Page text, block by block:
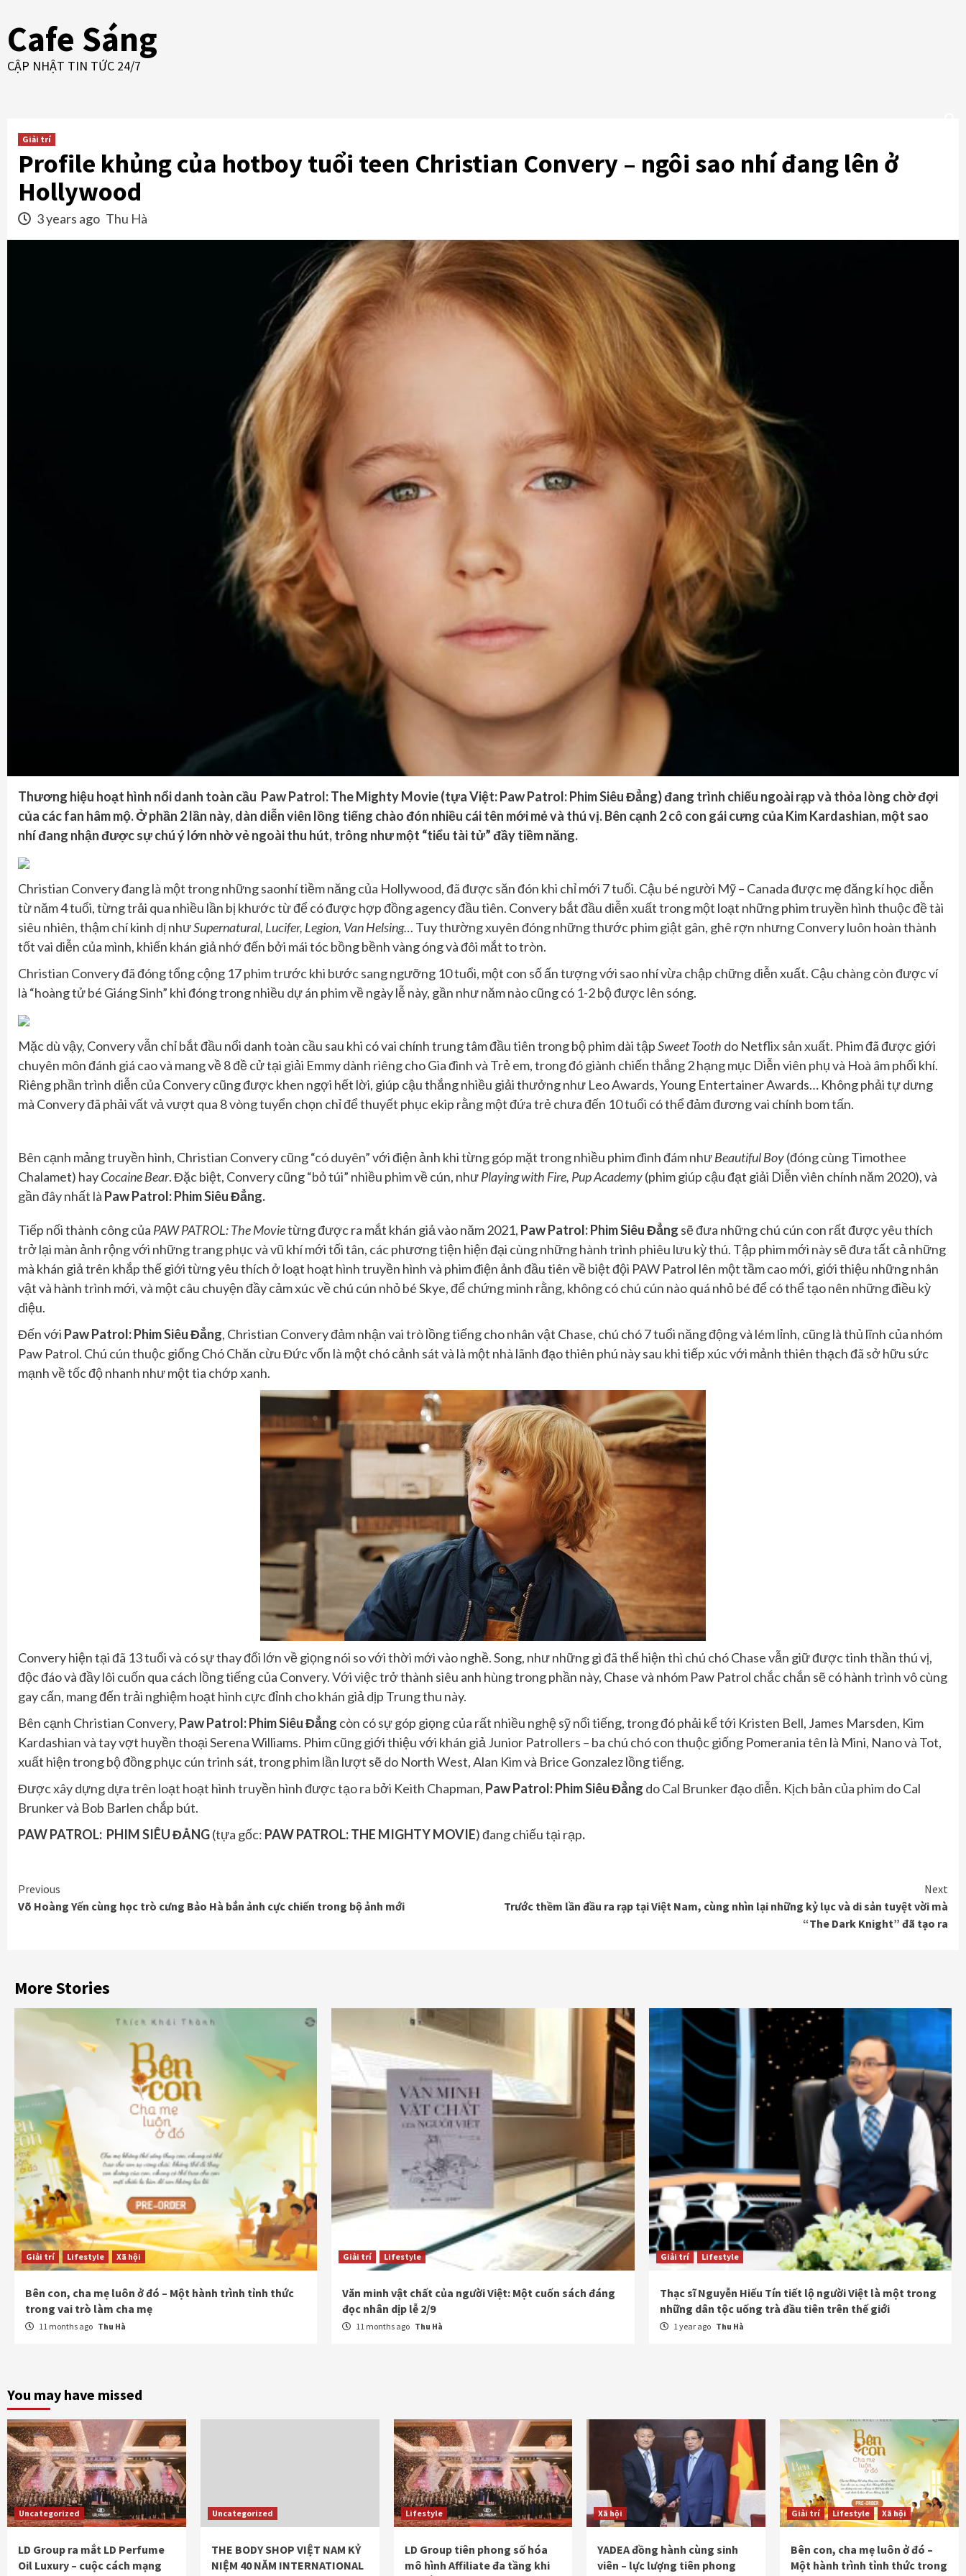
to
content
Cafe Sáng
CẬP NHẬT TIN TỨC 24/7
Giải trí
Profile khủng của hotboy tuổi teen Christian Convery – ngôi sao nhí đang lên ở
Hollywood
3 years ago Thu Hà
Thương hiệu hoạt hình nổi danh toàn cầu Paw Patrol: The Mighty Movie (tựa Việt: Paw Patrol: Phim Siêu Đẳng) đang trình chiếu ngoài rạp và thỏa lòng chờ đợi
của các fan hâm mộ. Ở phần 2 lần này, dàn diễn viên lồng tiếng chào đón nhiều cái tên mới mẻ và thú vị. Bên cạnh 2 cô con gái cưng của Kim Kardashian, một sao
nhí đang nhận được sự chú ý lớn nhờ vẻ ngoài thu hút, trông như một “tiểu tài tử” đầy tiềm năng.
Christian Convery đang là một trong những saonhí tiềm năng của Hollywood, đã được săn đón khi chỉ mới 7 tuổi. Cậu bé người Mỹ – Canada được mẹ đăng kí học diễn
từ năm 4 tuổi, từng trải qua nhiều lần bị khước từ để có được hợp đồng agency đầu tiên. Convery bắt đầu diễn xuất trong một loạt những phim truyền hình thuộc đề tài
siêu nhiên, thậm chí kinh dị nhưSupernatural, Lucifer, Legion, Van Helsing… Tuy thường xuyên đóng những thước phim giật gân, ghê rợn nhưng Convery luôn hoàn thành
tốt vai diễn của mình, khiến khán giả nhớ đến bởi mái tóc bồng bềnh vàng óng và đôi mắt to tròn.
Christian Convery đã đóng tổng cộng 17 phim trước khi bước sang ngưỡng 10 tuổi, một con số ấn tượng với sao nhí vừa chập chững diễn xuất. Cậu chàng còn được ví
là “hoàng tử bé Giáng Sinh” khi đóng trong nhiều dự án phim về ngày lễ này, gần như năm nào cũng có 1-2 bộ được lên sóng.
Mặc dù vậy, Convery vẫn chỉ bắt đầu nổi danh toàn cầu sau khi có vai chính trung tâm đầu tiên trong bộ phim dài tậpSweet Tooth do Netflix sản xuất. Phim đã được giới
chuyên môn đánh giá cao và mang về 8 đề cử tại giải Emmy dành riêng cho Gia đình và Trẻ em, trong đó giành chiến thắng 2 hạng mục Diễn viên phụ và Hoà âm phối khí.
Riêng phần trình diễn của Convery cũng được khen ngợi hết lời, giúp cậu thắng nhiều giải thưởng như Leo Awards, Young Entertainer Awards… Không phải tự dưng
mà Convery đã phải vất vả vượt qua 8 vòng tuyển chọn chỉ để thuyết phục ekip rằng một đứa trẻ chưa đến 10 tuổi có thể đảm đương vai chính bom tấn.
Bên cạnh mảng truyền hình, Christian Convery cũng “có duyên” với điện ảnh khi từng góp mặt trong nhiều phim đình đám nhưBeautiful Boy(đóng cùng Timothee
Chalamet) hayCocaine Bear. Đặc biệt, Convery cũng “bỏ túi” nhiều phim về cún, nhưPlaying with Fire, Pup Academy(phim giúp cậu đạt giải Diễn viên chính năm 2020), và
gần đây nhất là Paw Patrol: Phim Siêu Đẳng.
Tiếp nối thành công của PAW PATROL: The Movietừng được ra mắt khán giả vào năm 2021, Paw Patrol: Phim Siêu Đẳng sẽ đưa những chú cún con rất được yêu thích
trở lại màn ảnh rộng với những trang phục và vũ khí mới tối tân, các phương tiện hiện đại cùng những hành trình phiêu lưu kỳ thú. Tập phim mới này sẽ đưa tất cả những
mà khán giả trên khắp thế giới từng yêu thích ở loạt hoạt hình truyền hình và phim điện ảnh đầu tiên về biệt đội PAW Patrol lên một tầm cao mới, giới thiệu những nhân
vật và hành trình mới, và một câu chuyện đầy cảm xúc về chú cún nhỏ bé Skye, để chứng minh rằng, không có chú cún nào quá nhỏ bé để có thể tạo nên những điều kỳ
diệu.
Đến với Paw Patrol: Phim Siêu Đẳng, Christian Convery đảm nhận vai trò lồng tiếng cho nhân vật Chase, chú chó 7 tuổi năng động và lém lỉnh, cũng là thủ lĩnh của nhóm
Paw Patrol. Chú cún thuộc giống Chó Chăn cừu Đức vốn là một chó cảnh sát và là một nhà lãnh đạo thiên phú này sau khi tiếp xúc với mảnh thiên thạch đã sở hữu sức
mạnh về tốc độ nhanh như một tia chớp xanh.
Convery hiện tại đã 13 tuổi và có sự thay đổi lớn về giọng nói so với thời mới vào nghề. Song, như những gì đã thể hiện thì chú chó Chase vẫn giữ được tinh thần thú vị,
độc đáo và đầy lôi cuốn qua cách lồng tiếng của Convery. Với việc trở thành siêu anh hùng trong phần này, Chase và nhóm Paw Patrol chắc chắn sẽ có hành trình vô cùng
gay cấn, mang đến trải nghiệm hoạt hình cực đỉnh cho khán giả dịp Trung thu này.
Bên cạnh Christian Convery, Paw Patrol: Phim Siêu Đẳng còn có sự góp giọng của rất nhiều nghệ sỹ nổi tiếng, trong đó phải kể tới Kristen Bell, James Marsden, Kim
Kardashian và tay vợt huyền thoại Serena Williams. Phim cũng giới thiệu với khán giả Junior Patrollers – ba chú chó con thuộc giống Pomerania tên là Mini, Nano và Tot,
xuất hiện trong bộ đồng phục cún trinh sát, trong phim lần lượt sẽ do North West, Alan Kim và Brice Gonzalez lồng tiếng.
Được xây dựng dựa trên loạt hoạt hình truyền hình được tạo ra bởi Keith Chapman, Paw Patrol: Phim Siêu Đẳng do Cal Brunker đạo diễn. Kịch bản của phim do Cal
Brunker và Bob Barlen chắp bút.
PAW PATROL: PHIM SIÊU ĐẲNG(tựa gốc: PAW PATROL: THE MIGHTY MOVIE) đang chiếu tại rạp.
Continue
Reading
Previous
Võ Hoàng Yến cùng học trò cưng Bảo Hà bắn ảnh cực chiến trong bộ ảnh mới
Next
Trước thềm lần đầu ra rạp tại Việt Nam, cùng nhìn lại những kỷ lục và di sản tuyệt vời mà
“The Dark Knight” đã tạo ra
More Stories
Giải trí Lifestyle Xã hội
Bên con, cha mẹ luôn ở đó – Một hành trình tỉnh thức
trong vai trò làm cha mẹ
11 months ago Thu Hà
Giải trí Lifestyle
Văn minh vật chất của người Việt: Một cuốn sách đáng
đọc nhân dịp lễ 2/9
11 months ago Thu Hà
Giải trí Lifestyle
Thạc sĩ Nguyễn Hiếu Tín tiết lộ người Việt là một trong
những dân tộc uống trà đầu tiên trên thế giới
1 year ago Thu Hà
You may have missed
Uncategorized
LD Group ra mắt LD Perfume
Oil Luxury – cuộc cách mạng
Uncategorized
THE BODY SHOP VIỆT NAM KỶ
NIỆM 40 NĂM INTERNATIONAL
Lifestyle
LD Group tiên phong số hóa
mô hình Affiliate đa tầng khi
Xã hội
YADEA đồng hành cùng sinh
viên – lực lượng tiên phong
Giải trí Lifestyle Xã hội
Bên con, cha mẹ luôn ở đó –
Một hành trình tỉnh thức trong